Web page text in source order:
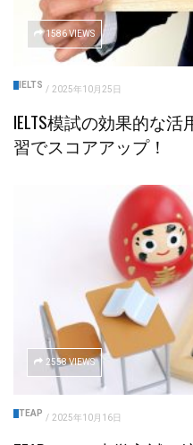
1586 VIEWS
IELTS / 2025年10月25日
IELTS模試の効果的な
習でスコアアップ！
2558 VIEWS
TEAP / 2025年10月16日